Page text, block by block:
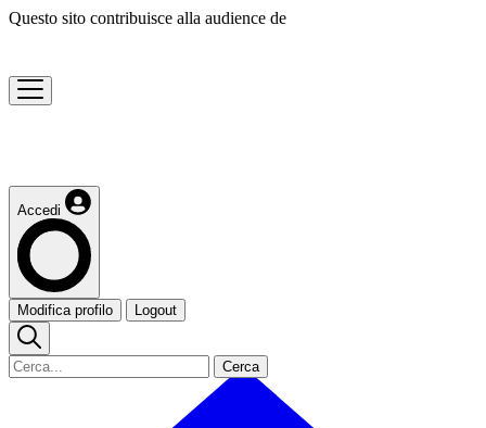
Questo sito contribuisce alla audience de
Accedi
Modifica profilo Logout
Cerca